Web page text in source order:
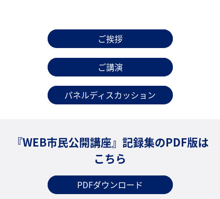
ご挨拶
ご講演
パネルディスカッション
『WEB市民公開講座』記録集のPDF版は
こちら
PDFダウンロード